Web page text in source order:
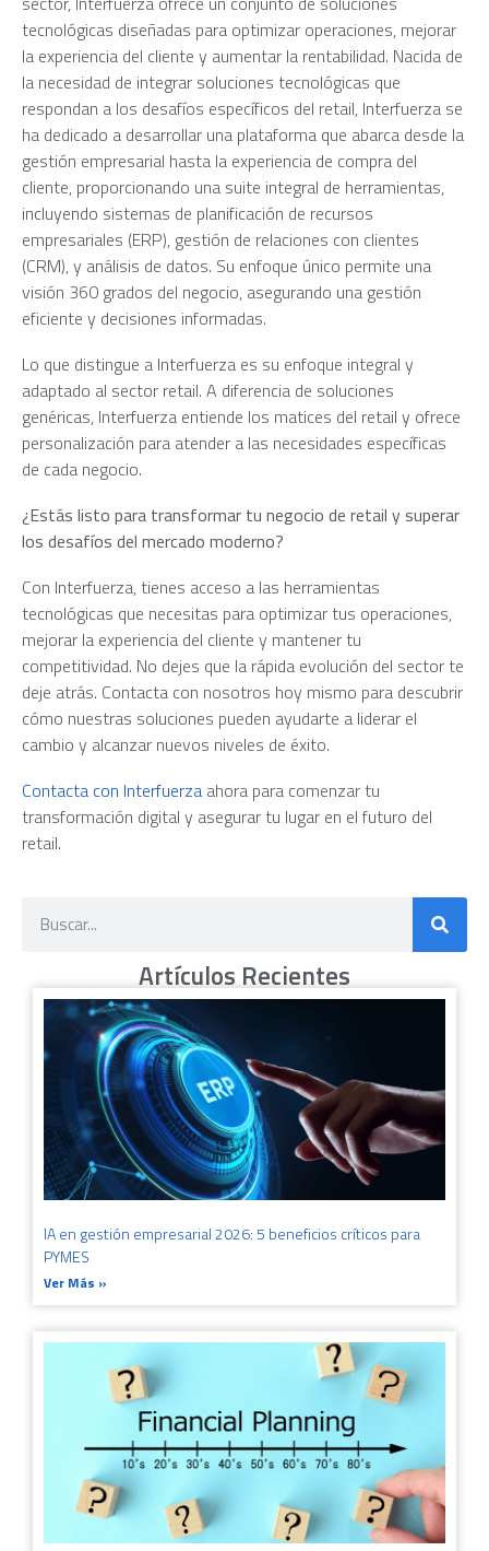
tecnológicas diseñadas para optimizar operaciones, mejorar
la experiencia del cliente y aumentar la rentabilidad. Nacida de
la necesidad de integrar soluciones tecnológicas que
respondan a los desafíos específicos del retail, Interfuerza se
ha dedicado a desarrollar una plataforma que abarca desde la
gestión empresarial hasta la experiencia de compra del
cliente, proporcionando una suite integral de herramientas,
incluyendo sistemas de planificación de recursos
empresariales (ERP), gestión de relaciones con clientes
(CRM), y análisis de datos. Su enfoque único permite una
visión 360 grados del negocio, asegurando una gestión
eficiente y decisiones informadas.
Lo que distingue a Interfuerza es su enfoque integral y
adaptado al sector retail. A diferencia de soluciones
genéricas, Interfuerza entiende los matices del retail y ofrece
personalización para atender a las necesidades específicas
de cada negocio.
¿Estás listo para transformar tu negocio de retail y superar
los desafíos del mercado moderno?
Con Interfuerza, tienes acceso a las herramientas
tecnológicas que necesitas para optimizar tus operaciones,
mejorar la experiencia del cliente y mantener tu
competitividad. No dejes que la rápida evolución del sector te
deje atrás. Contacta con nosotros hoy mismo para descubrir
cómo nuestras soluciones pueden ayudarte a liderar el
cambio y alcanzar nuevos niveles de éxito.
Contacta con Interfuerza ahora para comenzar tu
transformación digital y asegurar tu lugar en el futuro del
retail.
Artículos Recientes
IA en gestión empresarial 2026: 5 beneficios críticos para
PYMES
Ver Más »